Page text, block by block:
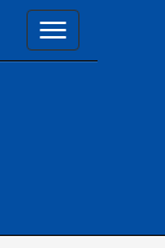
Toggle